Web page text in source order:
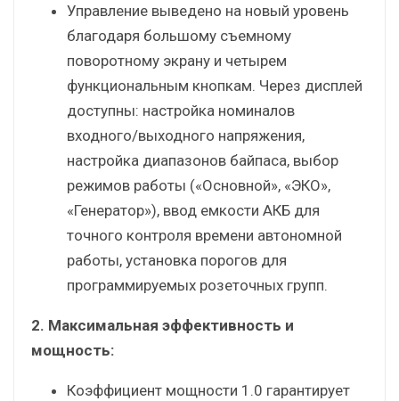
Управление выведено на новый уровень
благодаря большому съемному
поворотному экрану и четырем
функциональным кнопкам. Через дисплей
доступны: настройка номиналов
входного/выходного напряжения,
настройка диапазонов байпаса, выбор
режимов работы («Основной», «ЭКО»,
«Генератор»), ввод емкости АКБ для
точного контроля времени автономной
работы, установка порогов для
программируемых розеточных групп.
2. Максимальная эффективность и
мощность:
Коэффициент мощности 1.0 гарантирует